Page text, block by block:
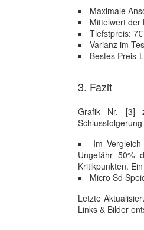
Maximale
Mittelwert der
Tiefstpreis: 7€
Varianz im
Bestes Preis-
3. Fazit
Grafik Nr. [3]
Im
Ungefähr 50%
Kritikpunkten.
Micro Sd
Letzte
Links & Bilder